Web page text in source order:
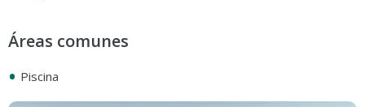
Áreas comunes
• Piscina